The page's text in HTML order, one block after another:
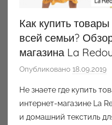
Как купить
всей семьи?
магазина La
Опубликовано 18.09.2019
т
о
р
Не знаете где купить
интернет-магазине La
и домашний текстиль